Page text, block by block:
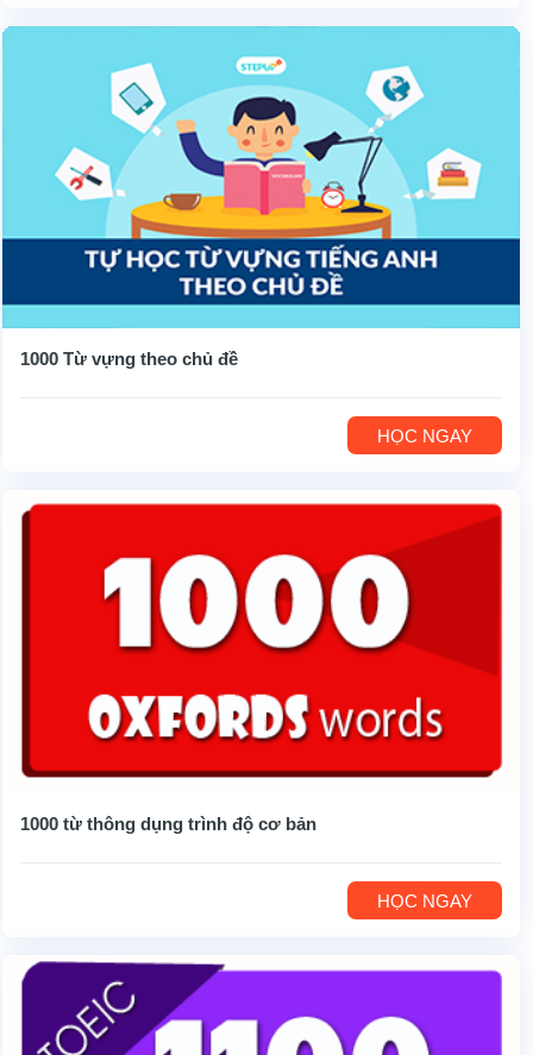
1000 Từ vựng theo chủ đề
HỌC NGAY
1000 từ thông dụng trình độ cơ bản
HỌC NGAY